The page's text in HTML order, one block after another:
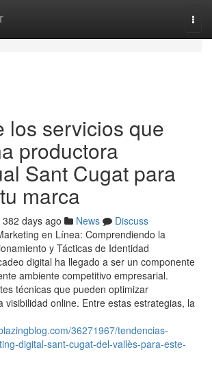
los servicios que
productora
Sant Cugat para
marca
382 days ago News
Discuss
en Línea: Comprendiendo la
y Tácticas de Identidad
digital ha llegado a ser un componente
ambiente competitivo empresarial.
técnicas que pueden optimizar
visibilidad online. Entre estas estrategias, la
36271967/tendencias-
digital-sant-cugat-del-vallès-para-este-